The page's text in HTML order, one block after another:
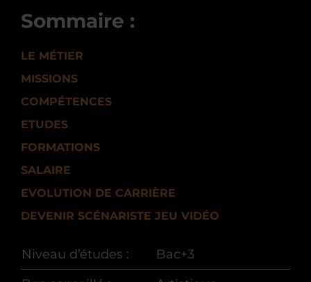
Sommaire :
LE MÉTIER
MISSIONS
COMPÉTENCES
ETUDES
FORMATIONS
SALAIRE
EVOLUTION DE CARRIÈRE
DEVENIR SCÉNARISTE JEU VIDÉO
Niveau d’études :
Bac+3